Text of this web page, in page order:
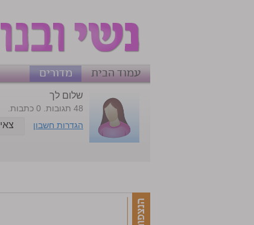
עמוד הבית
מדורים
שלום לך
48 תגובות. 0 כתבות.
הגדרות חשבון
צאי